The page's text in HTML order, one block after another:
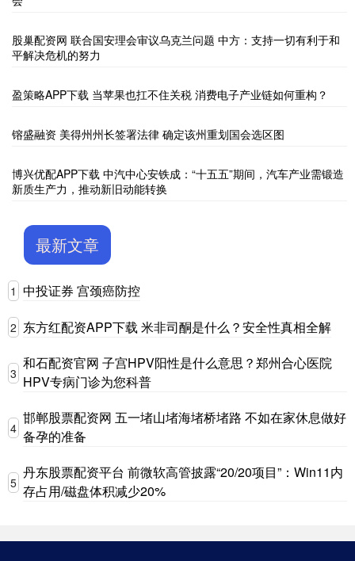
股巢配资网 联合国安理会审议乌克兰问题 中方：支持一切有利于和
平解决危机的努力
盈策略APP下载 当苹果也扛不住关税 消费电子产业链如何重构？
镕盛融资 美得州州长签署法律 确定该州重划国会选区图
博兴优配APP下载 中汽中心安铁成：“十五五”期间，汽车产业需锻造
新质生产力，推动新旧动能转换
最新文章
1 中投证券 宫颈癌防控
2 东方红配资APP下载 米非司酮是什么？安全性真相全解
3
和石配资官网 子宫HPV阳性是什么意思？郑州合心医院
HPV专病门诊为您科普
4
邯郸股票配资网 五一堵山堵海堵桥堵路 不如在家休息做好
备孕的准备
5
丹东股票配资平台 前微软高管披露“20/20项目”：Win11内
存占用/磁盘体积减少20%